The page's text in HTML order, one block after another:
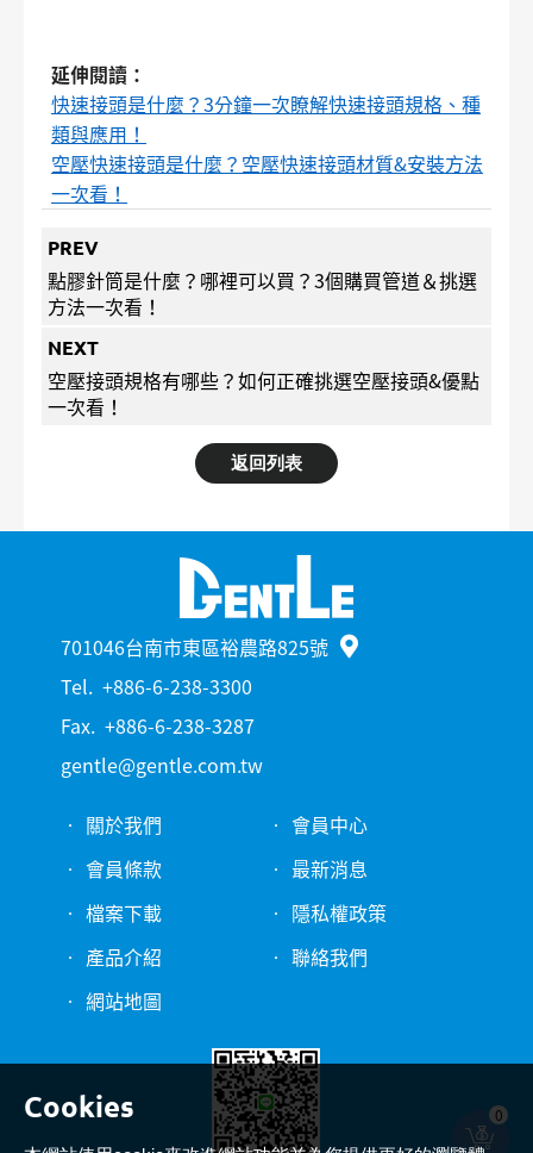
延伸閱讀：
快速接頭是什麼？3分鐘一次瞭解快速接頭規格、種
類與應用！
空壓快速接頭是什麼？空壓快速接頭材質&安裝方法
一次看！
PREV
點膠針筒是什麼？哪裡可以買？3個購買管道＆挑選
方法一次看！
NEXT
空壓接頭規格有哪些？如何正確挑選空壓接頭&優點
一次看！
返回列表
701046台南市東區裕農路825號
Tel. +886-6-238-3300
Fax. +886-6-238-3287
gentle@gentle.com.tw
關於我們
會員中心
會員條款
最新消息
檔案下載
隱私權政策
產品介紹
聯絡我們
網站地圖
0